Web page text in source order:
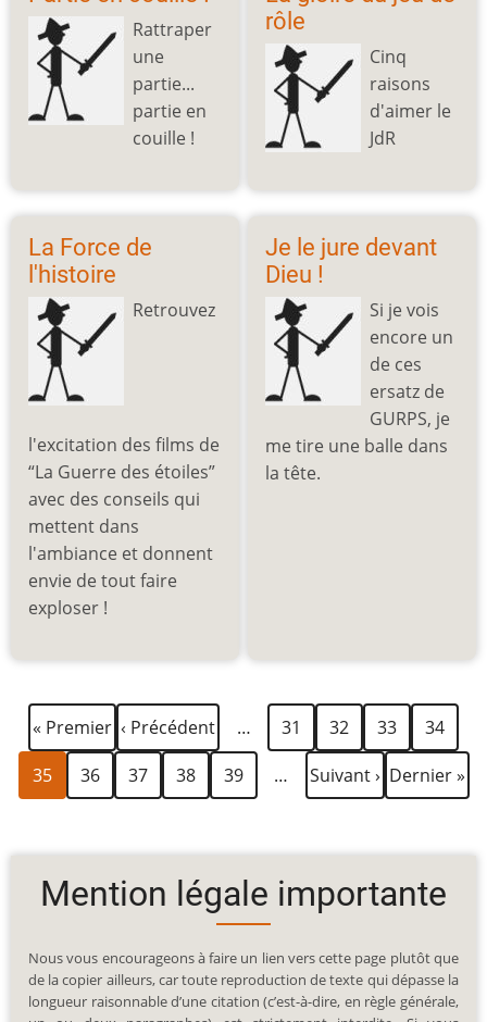
Rattraper
une
partie...
partie en
couille !
rôle
Cinq
raisons
d'aimer le
JdR
La Force de
l'histoire
Retrouvez
l'excitation des films de
“La Guerre des étoiles”
avec des conseils qui
mettent dans
l'ambiance et donnent
envie de tout faire
exploser !
Je le jure devant
Dieu !
Si je vois
encore un
de ces
ersatz de
GURPS, je
me tire une balle dans
la tête.
Pagination
Première
page
« Premier
Page
précédente
‹ Précédent … Page
31 Page
32 Page
33 Page
34
Page
courante
35 Page
36 Page
37 Page
38 Page
39 …
Page
suivante
Suivant › Dernière
page
Dernier »
Mention légale importante
Nous vous encourageons à faire un lien vers cette page plutôt que
de la copier ailleurs, car toute reproduction de texte qui dépasse la
longueur raisonnable d’une citation (c’est-à-dire, en règle générale,